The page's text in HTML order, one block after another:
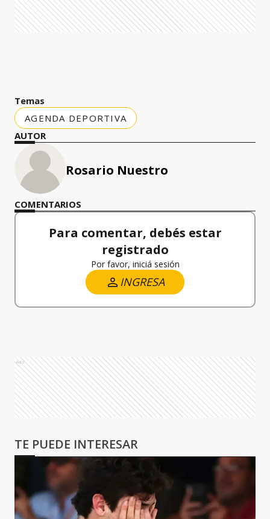
Temas
AGENDA DEPORTIVA
AUTOR
Rosario Nuestro
COMENTARIOS
Para comentar, debés estar
registrado
Por favor, iniciá sesión
INGRESA
Ads
TE PUEDE INTERESAR